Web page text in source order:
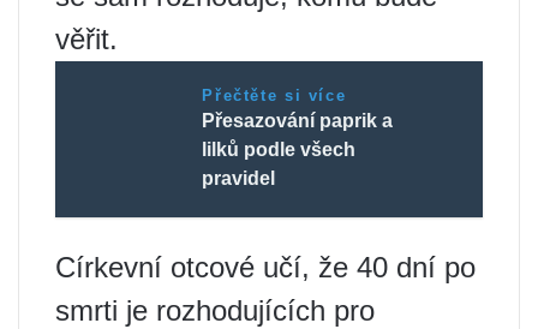
věřit.
Přečtěte si více
Přesazování paprik a
lilků podle všech
pravidel
Církevní otcové učí, že 40 dní po
smrti je rozhodujících pro